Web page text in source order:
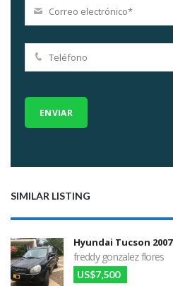
SIMILAR LISTING
Hyundai Tucson 2007
freddy gonzalez flores
US$7,500